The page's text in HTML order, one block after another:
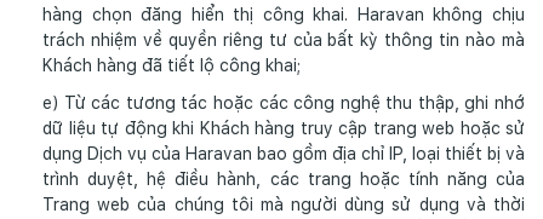
hàng chọn đăng hiển thị công khai. Haravan không chịu
trách nhiệm về quyền riêng tư của bất kỳ thông tin nào mà
Khách hàng đã tiết lộ công khai;
e) Từ các tương tác hoặc các công nghệ thu thập, ghi nhớ
dữ liệu tự động khi Khách hàng truy cập trang web hoặc sử
dụng Dịch vụ của Haravan bao gồm địa chỉ IP, loại thiết bị và
trình duyệt, hệ điều hành, các trang hoặc tính năng của
Trang web của chúng tôi mà người dùng sử dụng và thời